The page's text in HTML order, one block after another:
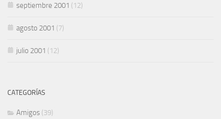
septiembre 2001 (12)
agosto 2001 (7)
julio 2001 (12)
CATEGORÍAS
Amigos (39)